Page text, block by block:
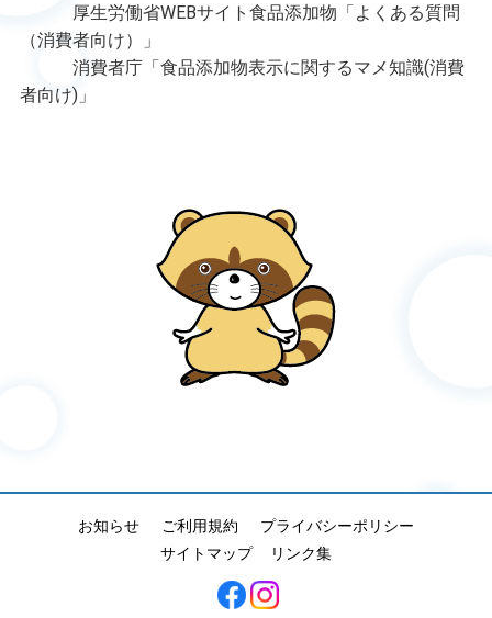
厚生労働省WEBサイト食品添加物「よくある質問
（消費者向け）」
消費者庁「食品添加物表示に関するマメ知識(消費
者向け)」
お知らせ ご利用規約
プライバシーポリシー
サイトマップ
リンク集